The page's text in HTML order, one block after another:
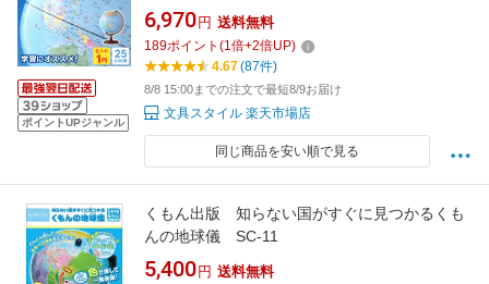
ポイントUPジャンル
地図 最新OYV24 2026/07（1円名入れ対象 誕生
日 お祝い プレゼント ラッピング無料）
6,970 円 送料無料
189ポイント (1倍+2倍UP)
4.67(87件)
8/8 15:00までの注文で最短8/9お届け
文具スタイル 楽天市場店
同じ商品を安い順で見る
くもん出版 知らない国がすぐに見つかるくも
んの地球儀 SC-11
5,400 円 送料無料